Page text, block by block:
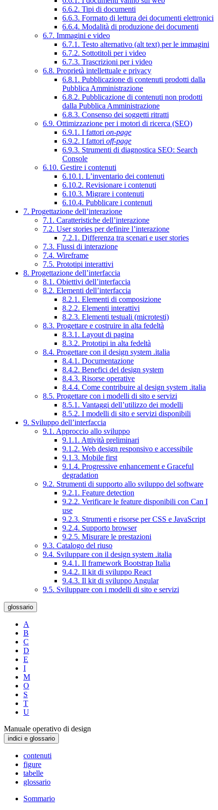
6.6.2. Tipi di documenti
6.6.3. Formato di lettura dei documenti elettronici
6.6.4. Modalità di produzione dei documenti
6.7. Immagini e video
6.7.1. Testo alternativo (alt text) per le immagini
6.7.2. Sottotitoli per i video
6.7.3. Trascrizioni per i video
6.8. Proprietà intellettuale e privacy
6.8.1. Pubblicazione di contenuti prodotti dalla
Pubblica Amministrazione
6.8.2. Pubblicazione di contenuti non prodotti
dalla Pubblica Amministrazione
6.8.3. Consenso dei soggetti ritratti
6.9. Ottimizzazione per i motori di ricerca (SEO)
6.9.1. I fattori on-page
6.9.2. I fattori off-page
6.9.3. Strumenti di diagnostica SEO: Search
Console
6.10. Gestire i contenuti
6.10.1. L’inventario dei contenuti
6.10.2. Revisionare i contenuti
6.10.3. Migrare i contenuti
6.10.4. Pubblicare i contenuti
7. Progettazione dell’interazione
7.1. Caratteristiche dell’interazione
7.2. User stories per definire l’interazione
7.2.1. Differenza tra scenari e user stories
7.3. Flussi di interazione
7.4. Wireframe
7.5. Prototipi interattivi
8. Progettazione dell’interfaccia
8.1. Obiettivi dell’interfaccia
8.2. Elementi dell’interfaccia
8.2.1. Elementi di composizione
8.2.2. Elementi interattivi
8.2.3. Elementi testuali (microtesti)
8.3. Progettare e costruire in alta fedeltà
8.3.1. Layout di pagina
8.3.2. Prototipi in alta fedeltà
8.4. Progettare con il design system .italia
8.4.1. Documentazione
8.4.2. Benefici del design system
8.4.3. Risorse operative
8.4.4. Come contribuire al design system .italia
8.5. Progettare con i modelli di sito e servizi
8.5.1. Vantaggi dell’utilizzo dei modelli
8.5.2. I modelli di sito e servizi disponibili
9. Sviluppo dell’interfaccia
9.1. Approccio allo sviluppo
9.1.1. Attività preliminari
9.1.2. Web design responsivo e accessibile
9.1.3. Mobile first
9.1.4. Progressive enhancement e Graceful
degradation
9.2. Strumenti di supporto allo sviluppo del software
9.2.1. Feature detection
9.2.2. Verificare le feature disponibili con Can I
use
9.2.3. Strumenti e risorse per CSS e JavaScript
9.2.4. Supporto browser
9.2.5. Misurare le prestazioni
9.3. Catalogo del riuso
9.4. Sviluppare con il design system .italia
9.4.1. Il framework Bootstrap Italia
9.4.2. Il kit di sviluppo React
9.4.3. Il kit di sviluppo Angular
9.5. Sviluppare con i modelli di sito e servizi
glossario
A
B
C
D
E
I
M
O
S
T
U
Manuale operativo di design
indici e glossario
contenuti
figure
tabelle
glossario
Sommario